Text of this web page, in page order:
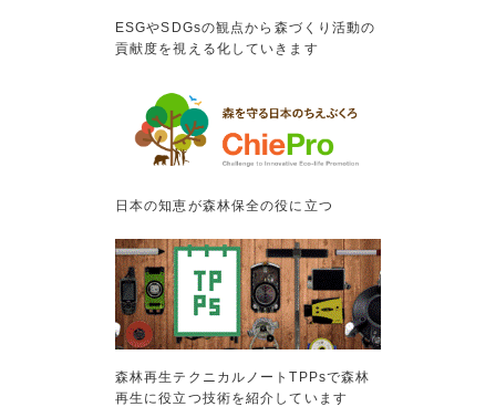
ESGやSDGsの観点から森づくり活動の
貢献度を視える化していきます
日本の知恵が森林保全の役に立つ
森林再生テクニカルノートTPPsで森林
再生に役立つ技術を紹介しています